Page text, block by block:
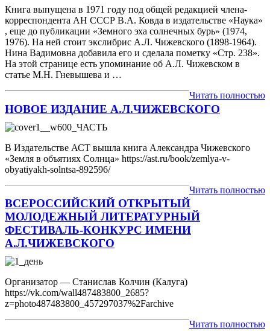
Книга выпущена в 1971 году под общей редакцией члена-
корреспондента АН СССР В.А. Ковда в издательстве «Наука»
, еще до публикации «Земного эха солнечных бурь» (1974,
1976). На ней стоит экслибрис А.Л. Чижевского (1898-1964).
Нина Вадимовна добавила его и сделала пометку «Стр. 238».
На этой странице есть упоминание об А.Л. Чижевском в
статье М.Н. Гневышева и …
Читать полностью
НОВОЕ ИЗДАНИЕ А.Л.ЧИЖЕВСКОГО
В Издательстве АСТ вышла книга Александра Чижевского
«Земля в объятиях Солнца» https://ast.ru/book/zemlya-v-
obyatiyakh-solntsa-892596/
Читать полностью
ВСЕРОССИЙСКИЙ ОТКРЫТЫЙ
МОЛОДЕЖНЫЙ ЛИТЕРАТУРНЫЙ
ФЕСТИВАЛЬ-КОНКУРС ИМЕНИ
А.Л.ЧИЖЕВСКОГО
Организатор — Станислав Колчин (Калуга)
https://vk.com/wall487483800_2685?
z=photo487483800_457297037%2Farchive
Читать полностью